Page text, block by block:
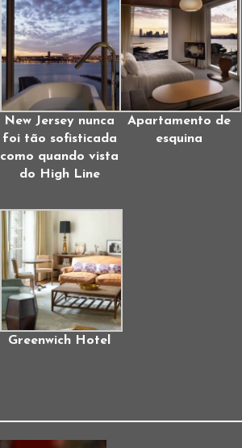
New Jersey nunca
foi tão sofisticada
como quando vista
do High Line
Apartamento de
esquina
Greenwich Hotel